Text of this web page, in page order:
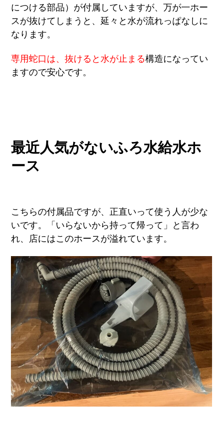
につける部品）が付属していますが、万が一ホー
スが抜けてしまうと、延々と水が流れっぱなしに
なります。
専用蛇口は、抜けると水が止まる構造になってい
ますので安心です。
最近人気がないふろ水給水ホ
ース
こちらの付属品ですが、正直いって使う人が少な
いです。「いらないから持って帰って」と言わ
れ、店にはこのホースが溢れています。